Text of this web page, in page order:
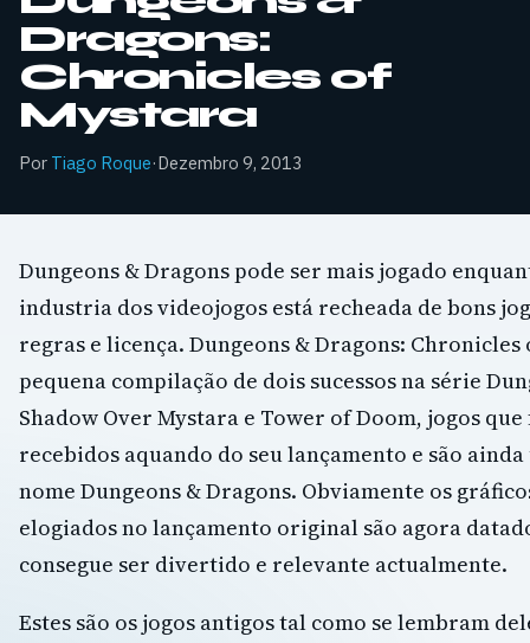
Dragons:
Chronicles of
Mystara
Por Tiago Roque·Dezembro 9, 2013
Dungeons & Dragons pode ser mais jogado
industria dos videojogos está recheada de bons
regras e licença. Dungeons & Dragons: Chronicles
pequena compilação de dois sucessos na série
Shadow Over Mystara e Tower of Doom, jogos
recebidos aquando do seu lançamento e são
nome Dungeons & Dragons. Obviamente os
elogiados no lançamento original são agora
consegue ser divertido e relevante actualmente.
Estes são os jogos antigos tal como se lembram